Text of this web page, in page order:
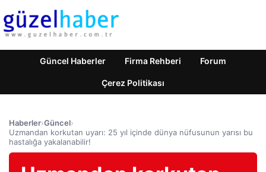
Güncel Haberler Firma Rehberi Forum
Çerez Politikası
Haberler›Güncel›
Uzmandan korkutan uyarı: 25 yıl içinde dünya nüfusunun yarısı bu
hastalığa yakalanabilir!